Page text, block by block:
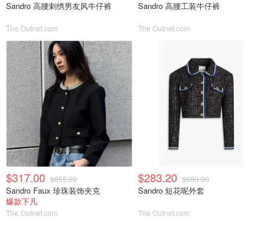
Sandro 高腰刺绣男友风牛仔裤
The Outnet.com
Sandro 高腰工装牛仔裤
The Outnet.com
$317.00 $855.00
Sandro Faux 珍珠装饰夹克
爆款下凡
The Outnet.com
$283.20 $680.00
Sandro 短花呢外套
The Outnet.com